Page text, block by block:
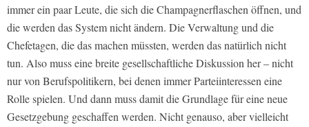
immer ein paar Leute, die sich die Champagnerflaschen öffnen, und
die werden das System nicht ändern. Die Verwaltung und die
Chefetagen, die das machen müssten, werden das natürlich nicht
tun. Also muss eine breite gesellschaftliche Diskussion her – nicht
nur von Berufspolitikern, bei denen immer Parteiinteressen eine
Rolle spielen. Und dann muss damit die Grundlage für eine neue
Gesetzgebung geschaffen werden. Nicht genauso, aber vielleicht